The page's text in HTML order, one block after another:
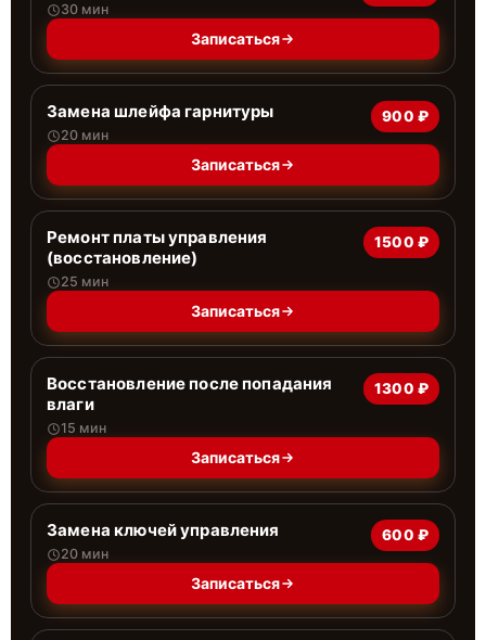
30 мин
Записаться
Замена шлейфа гарнитуры
20 мин
900 ₽
Записаться
Ремонт платы управления
(восстановление)
25 мин
1500 ₽
Записаться
Восстановление после попадания
влаги
15 мин
1300 ₽
Записаться
Замена ключей управления
20 мин
600 ₽
Записаться